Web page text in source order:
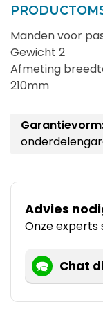
Manden voor
Gewicht 2
Afmeting
210mm
Advies
Onze experts
Chat